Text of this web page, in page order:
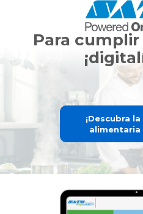
Para cumplir
¡Descubra
alimentaria